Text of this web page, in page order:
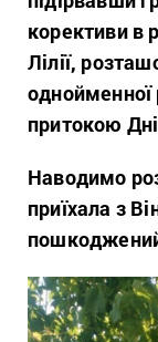
корективи в
Лілії,
однойменної
притокою
Наводимо
приїхала з